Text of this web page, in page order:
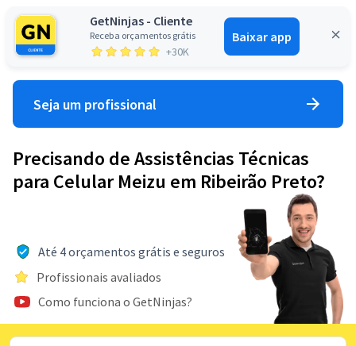
GetNinjas - Cliente
Receba orçamentos grátis
+30K
Baixar app
Entrar
Seja um profissional
Precisando de Assistências Técnicas
para Celular Meizu em Ribeirão Preto?
Até 4 orçamentos grátis e seguros
Profissionais avaliados
Como funciona o GetNinjas?